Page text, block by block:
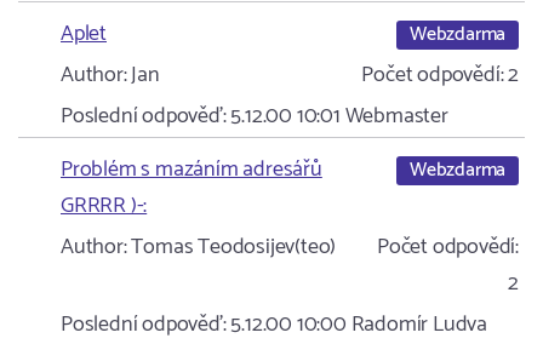
Aplet
Webzdarma
Author:Jan Počet odpovědí:2
Poslední odpověď:5.12.00 10:01Webmaster
Problém s mazáním adresářů
GRRRR )-:
Webzdarma
Author:Tomas Teodosijev(teo)
Počet odpovědí:
2
Poslední odpověď:5.12.00 10:00 Radomír Ludva